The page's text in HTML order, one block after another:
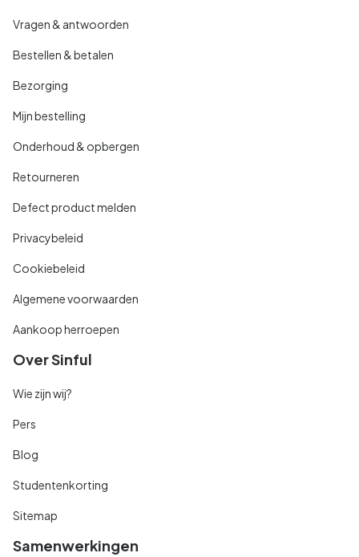
Vragen & antwoorden
Bestellen & betalen
Bezorging
Mijn bestelling
Onderhoud & opbergen
Retourneren
Defect product melden
Privacybeleid
Cookiebeleid
Algemene voorwaarden
Aankoop herroepen
Over Sinful
Wie zijn wij?
Pers
Blog
Studentenkorting
Sitemap
Samenwerkingen